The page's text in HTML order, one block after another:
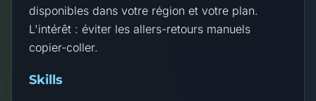
disponibles dans votre région et votre plan.
L'intérêt : éviter les allers-retours manuels
copier-coller.
Skills